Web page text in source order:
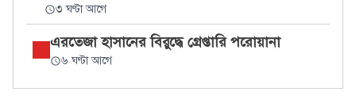
৩ ঘণ্টা আগে
এরতেজা হাসানের বিরুদ্ধে গ্রেপ্তারি পরোয়ানা
৬ ঘণ্টা আগে